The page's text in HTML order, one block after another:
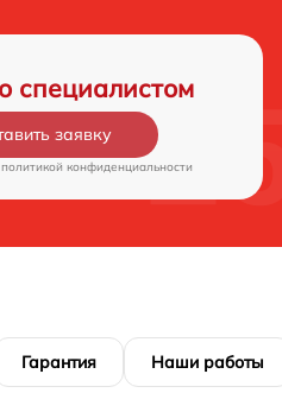
специалистом
заявку
политикой конфиденциальности
Гарантия Наши работы